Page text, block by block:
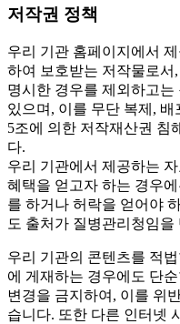
저작권 정책
우리 기관 홈페이지에서
하여 보호받는 저작물로서
명시한 경우를 제외하고는
있으며, 이를 무단 복제,
5조에 의한 저작재산권 침
다.
우리 기관에서 제공하는
혜택을 얻고자 하는 경우
를 하거나 허락을 얻어야
도 출처가 질병관리청임
우리 기관의 콘텐츠를 적
에 게재하는 경우에도 단
변경을 금지하여, 이를 위
습니다. 또한 다른 인터넷